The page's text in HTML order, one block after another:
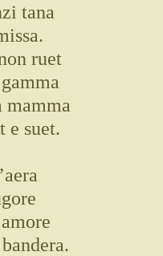
tana
ruet
mamma
e suet.